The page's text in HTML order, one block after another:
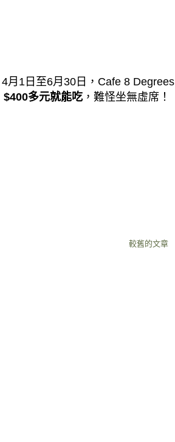
4月 1 日至6月 30 日， Cafe 8 Degrees
$400多元就能吃，難怪坐無虛席！
較舊的文章